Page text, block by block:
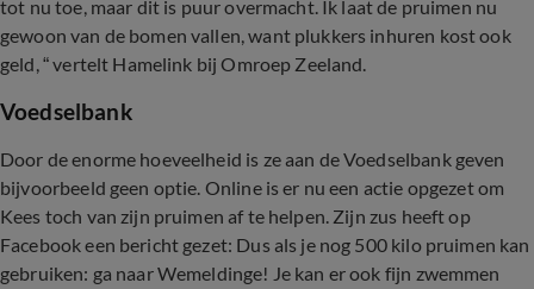
tot nu toe, maar dit is puur overmacht. Ik laat de pruimen nu
gewoon van de bomen vallen, want plukkers inhuren kost ook
geld, “ vertelt Hamelink bij Omroep Zeeland.
Voedselbank
Door de enorme hoeveelheid is ze aan de Voedselbank geven
bijvoorbeeld geen optie. Online is er nu een actie opgezet om
Kees toch van zijn pruimen af te helpen. Zijn zus heeft op
Facebook een bericht gezet: Dus als je nog 500 kilo pruimen kan
gebruiken: ga naar Wemeldinge! Je kan er ook fijn zwemmen